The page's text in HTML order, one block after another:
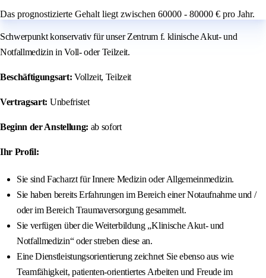
Das prognostizierte Gehalt liegt zwischen 60000 - 80000 € pro Jahr.
Schwerpunkt konservativ für unser Zentrum f. klinische Akut- und
Notfallmedizin in Voll- oder Teilzeit.
Beschäftigungsart: Vollzeit, Teilzeit
Vertragsart: Unbefristet
Beginn der Anstellung: ab sofort
Ihr Profil:
Sie sind Facharzt für Innere Medizin oder Allgemeinmedizin.
Sie haben bereits Erfahrungen im Bereich einer Notaufnahme und /
oder im Bereich Traumaversorgung gesammelt.
Sie verfügen über die Weiterbildung „Klinische Akut- und
Notfallmedizin“ oder streben diese an.
Eine Dienstleistungsorientierung zeichnet Sie ebenso aus wie
Teamfähigkeit, patienten-orientiertes Arbeiten und Freude im